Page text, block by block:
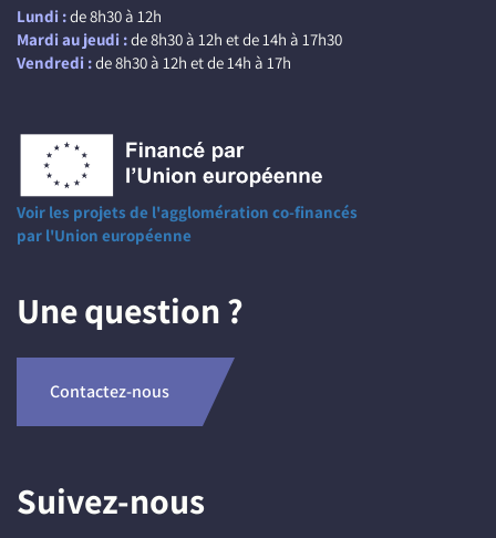
Lundi :de 8h30 à 12h
Mardi au jeudi :de 8h30 à 12h et de 14h à 17h30
Vendredi :de 8h30 à 12h et de 14h à 17h
Voir les projets de l'agglomération co-financés
par l'Union européenne
Une question ?
Contactez-nous
Suivez-nous